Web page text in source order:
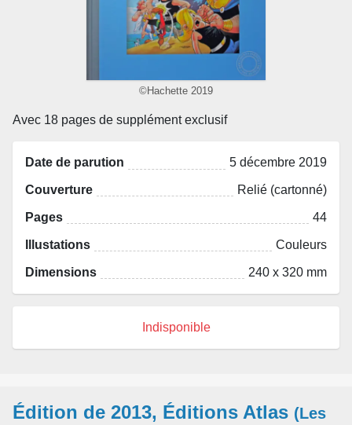
©Hachette 2019
Avec 18 pages de supplément exclusif
Date de parution 5 décembre 2019
Couverture Relié (cartonné)
Pages 44
Illustations Couleurs
Dimensions 240 x 320 mm
Indisponible
Édition de 2013, Éditions Atlas (Les